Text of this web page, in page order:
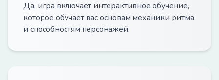
Да, игра включает интерактивное обучение,
которое обучает вас основам механики ритма
и способностям персонажей.